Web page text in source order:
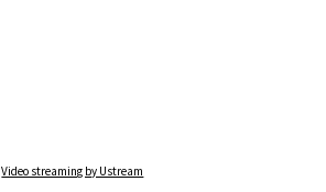
Video streaming by Ustream